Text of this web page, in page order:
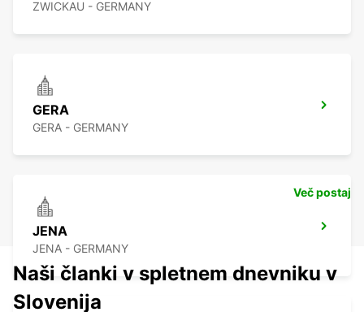
ZWICKAU - GERMANY
GERA
GERA - GERMANY
JENA
JENA - GERMANY
Več postaj
Naši članki v spletnem dnevniku v
Slovenija